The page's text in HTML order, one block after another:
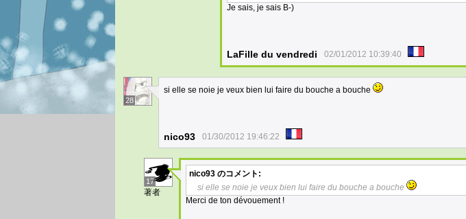
Je sais, je sais B-)
LaFille du vendredi 02/01/2012 10:39:40
28
si elle se noie je veux bien lui faire du bouche a bouche
nico93 01/30/2012 19:46:22
17
著者
nico93 のコメント:
si elle se noie je veux bien lui faire du bouche a bouche
Merci de ton dévouement !